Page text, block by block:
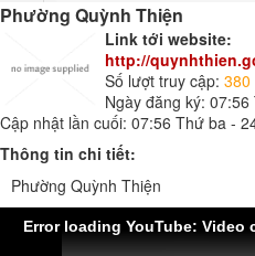
Phường Quỳnh Thiện
Link tới website:
http://
Số lượt truy cập: 380
Ngày đăng ký:
Cập nhật lần cuối: 07:56 Thứ ba -
Thông tin chi tiết:
Phường Quỳnh Thiện
Error loading YouTube: Video